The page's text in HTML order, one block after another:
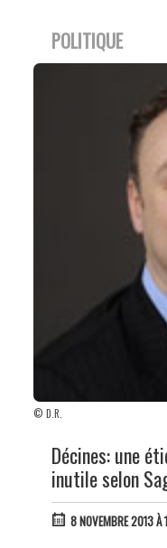
POLITIQUE
© D.R.
Décines: une
inutile selon
8 NOVEMBRE 2013 À